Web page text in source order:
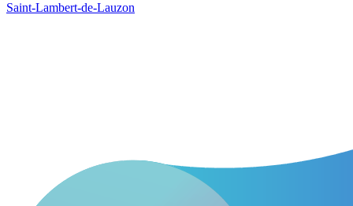
Saint-Lambert-de-Lauzon